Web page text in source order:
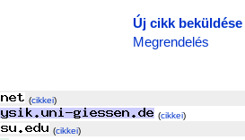
Új cikk beküldése
Megrendelés
(cikkei)
(cikkei)
(cikkei)